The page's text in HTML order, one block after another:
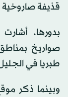
قذيفة صاروخية
صواريخ
طبريا في